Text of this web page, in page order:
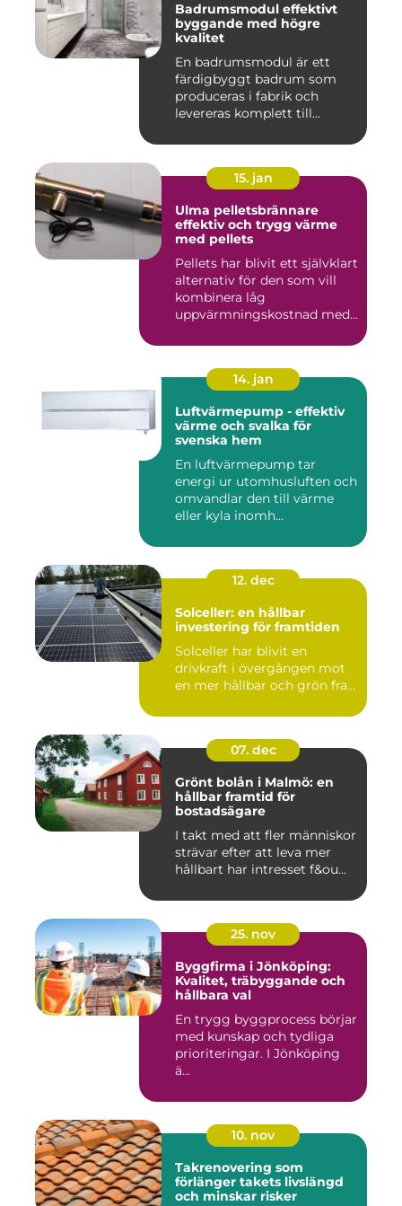
Badrumsmodul effektivt
byggande med högre
kvalitet
En badrumsmodul är ett
färdigbyggt badrum som
produceras i fabrik och
levereras komplett till
15. jan
Ulma pelletsbrännare
effektiv och trygg värme
med pellets
Pellets har blivit ett självklart
alternativ för den som vill
kombinera låg
uppvärmningskostnad med
14. jan
Luftvärmepump - effektiv
värme och svalka för
svenska hem
En luftvärmepump tar
energi ur utomhusluften och
omvandlar den till värme
eller kyla inomh...
12. dec
Solceller: en hållbar
investering för framtiden
Solceller har blivit en
drivkraft i övergången mot
en mer hållbar och grön fra...
07. dec
Grönt bolån i Malmö: en
hållbar framtid för
bostadsägare
I takt med att fler människor
strävar efter att leva mer
hållbart har intresset f&ou...
25. nov
Byggfirma i Jönköping:
Kvalitet, träbyggande och
hållbara val
En trygg byggprocess börjar
med kunskap och tydliga
prioriteringar. I Jönköping
ä...
10. nov
Takrenovering som
förlänger takets livslängd
och minskar risker